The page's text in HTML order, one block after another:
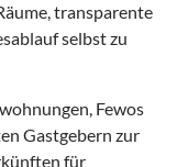
transparente
selbst zu
Fewos
Gastgebern zur
für